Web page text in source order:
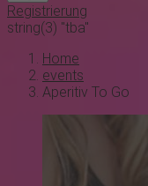
Registrierung
string(3) "tba"
Home
events
Aperitiv To Go